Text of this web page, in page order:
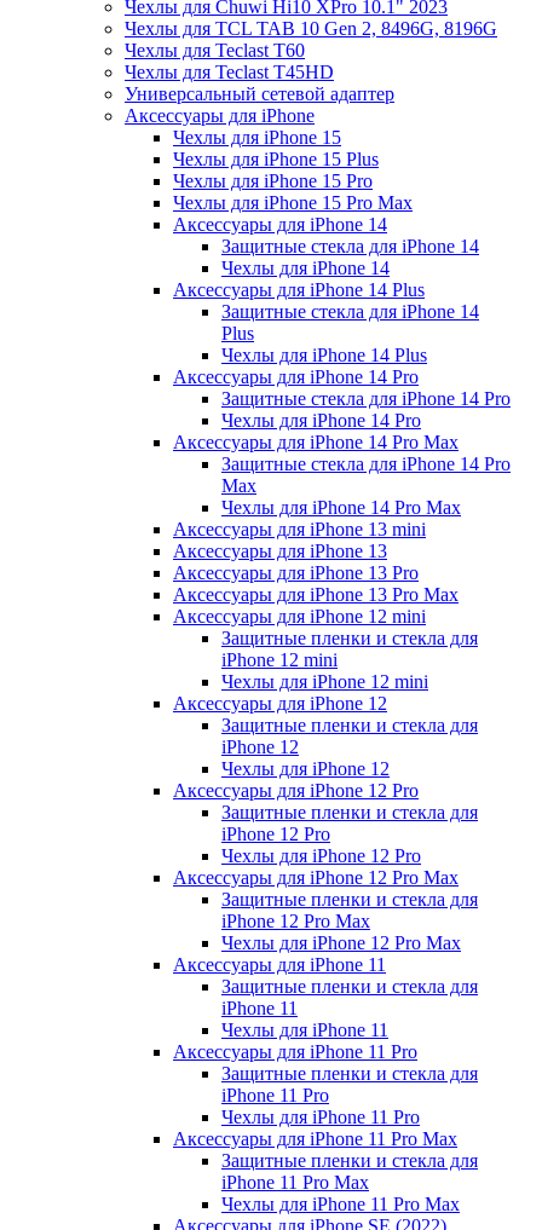
Чехлы для Chuwi Hi10 XPro 10.1" 2023
Чехлы для TCL TAB 10 Gen 2, 8496G, 8196G
Чехлы для Teclast T60
Чехлы для Teclast T45HD
Универсальный сетевой адаптер
Аксессуары для iPhone
Чехлы для iPhone 15
Чехлы для iPhone 15 Plus
Чехлы для iPhone 15 Pro
Чехлы для iPhone 15 Pro Max
Аксессуары для iPhone 14
Защитные стекла для iPhone 14
Чехлы для iPhone 14
Аксессуары для iPhone 14 Plus
Защитные стекла для iPhone 14
Plus
Чехлы для iPhone 14 Plus
Аксессуары для iPhone 14 Pro
Защитные стекла для iPhone 14 Pro
Чехлы для iPhone 14 Pro
Аксессуары для iPhone 14 Pro Max
Защитные стекла для iPhone 14 Pro
Max
Чехлы для iPhone 14 Pro Max
Аксессуары для iPhone 13 mini
Аксессуары для iPhone 13
Аксессуары для iPhone 13 Pro
Аксессуары для iPhone 13 Pro Max
Аксессуары для iPhone 12 mini
Защитные пленки и стекла для
iPhone 12 mini
Чехлы для iPhone 12 mini
Аксессуары для iPhone 12
Защитные пленки и стекла для
iPhone 12
Чехлы для iPhone 12
Аксессуары для iPhone 12 Pro
Защитные пленки и стекла для
iPhone 12 Pro
Чехлы для iPhone 12 Pro
Аксессуары для iPhone 12 Pro Max
Защитные пленки и стекла для
iPhone 12 Pro Max
Чехлы для iPhone 12 Pro Max
Аксессуары для iPhone 11
Защитные пленки и стекла для
iPhone 11
Чехлы для iPhone 11
Аксессуары для iPhone 11 Pro
Защитные пленки и стекла для
iPhone 11 Pro
Чехлы для iPhone 11 Pro
Аксессуары для iPhone 11 Pro Max
Защитные пленки и стекла для
iPhone 11 Pro Max
Чехлы для iPhone 11 Pro Max
Аксессуары для iPhone SE (2022)